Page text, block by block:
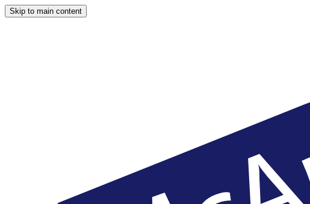
Skip to main content